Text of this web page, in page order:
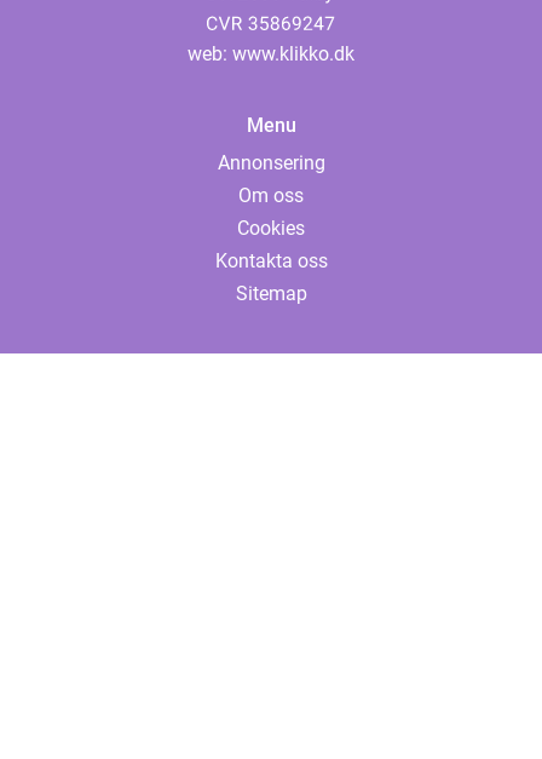
web: www.klikko.dk
Menu
Annonsering
Om oss
Cookies
Kontakta oss
Sitemap